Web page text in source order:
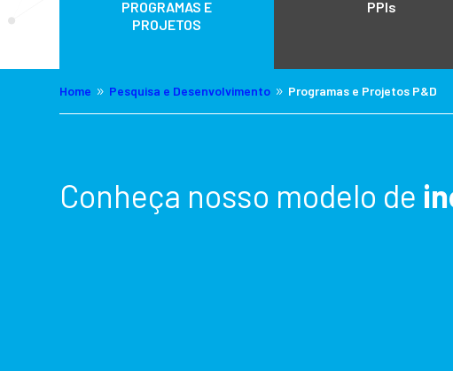
PROGRAMAS E
PROJETOS
PPIs
Home 9 Pesquisa e Desenvolvimento 9 Programas e Projetos P&D
Conheça nosso modelo de